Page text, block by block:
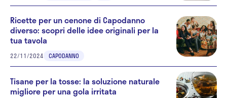
Ricette per un cenone di Capodanno
diverso: scopri delle idee originali per la
tua tavola
22/11/2024 CAPODANNO
Tisane per la tosse: la soluzione naturale
migliore per una gola irritata